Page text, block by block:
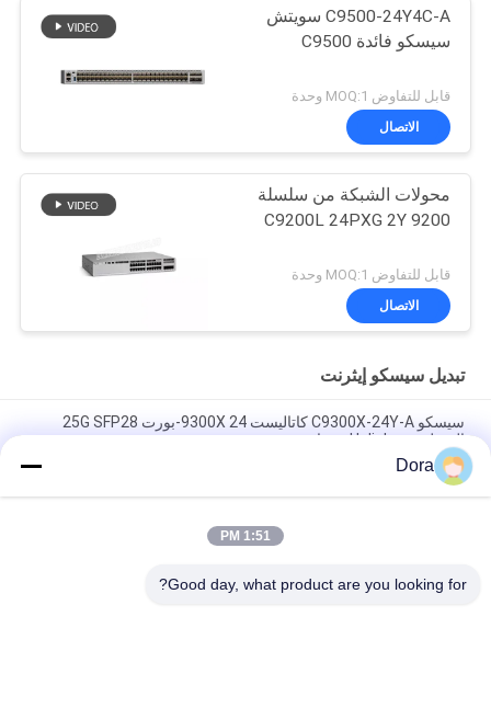
C9500-24Y4C-A سويتش
سيسكو فائدة C9500
قابل للتفاوض MOQ:1 وحدة
الاتصال
محولات الشبكة من سلسلة
C9200L 24PXG 2Y 9200
قابل للتفاوض MOQ:1 وحدة
الاتصال
تبديل سيسكو إيثرنت
سيسكو C9300X-24Y-A كاتاليست 9300X 24-بورت 25G SFP28
التبديل مع Uplinks وحدات.
منفذ 25 جيجا SFP28
Cisco C9300-48S-A Catalyst 9300 48-Port SFP Switch
Dora
1:51 PM
Good day, what product are you looking for?